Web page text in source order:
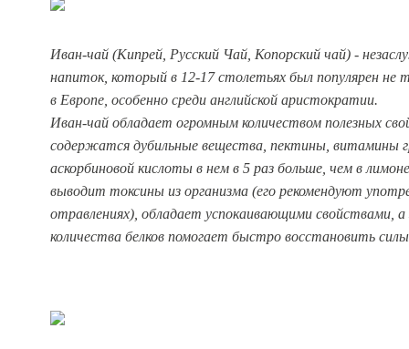
Иван-чай (Кипрей, Русский Чай, Копорский чай) -
напиток, который в 12-17 столетьях был популярен не
в Европе, особенно среди английской аристократии.
Иван-чай обладает огромным количеством полезных
содержатся дубильные вещества, пектины, витамины
аскорбиновой кислоты в нем в 5 раз больше, чем в
выводит токсины из организма (его рекомендуют
отравлениях), обладает успокаивающими свойствами, а
количества белков помогает быстро восстановить